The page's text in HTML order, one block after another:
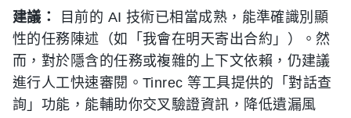
建議：
目前的 AI 技術已相當成熟，能準確識別顯
性的任務陳述（如「我會在明天寄出合約」）。然
而，對於隱含的任務或複雜的上下文依賴，仍建議
進行人工快速審閱。Tinrec 等工具提供的「對話查
詢」功能，能輔助你交叉驗證資訊，降低遺漏風